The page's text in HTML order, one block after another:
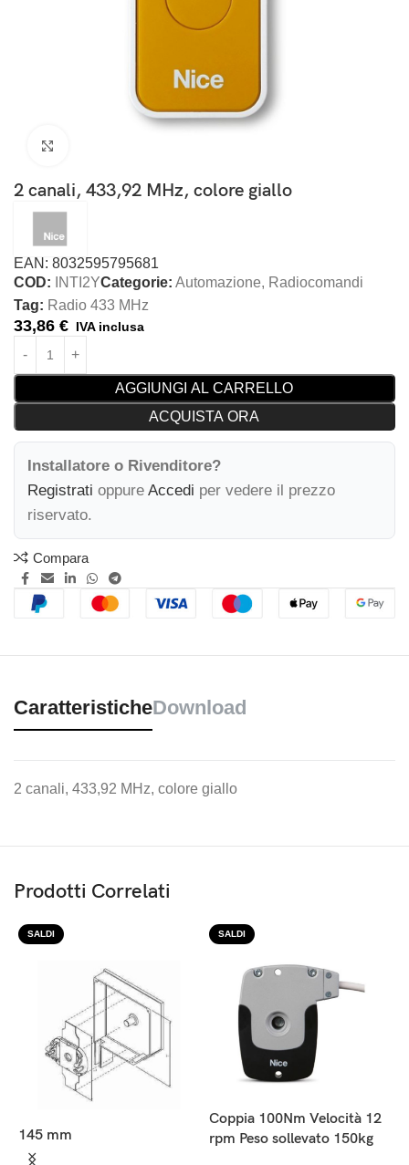
2 canali, 433,92 MHz, colore giallo
EAN: 8032595795681
COD:
INTI2YCategorie: Automazione, Radiocomandi
Tag: Radio 433 MHz
33,86 € IVA inclusa
AGGIUNGI AL CARRELLO
ACQUISTA ORA
Installatore o Rivenditore?
Registrati oppure Accedi per vedere il prezzo
riservato.
Compara
CaratteristicheDownload
2 canali, 433,92 MHz, colore giallo
Prodotti Correlati
SALDI
145 mm
SALDI
Coppia 100Nm Velocità 12
rpm Peso sollevato 150kg